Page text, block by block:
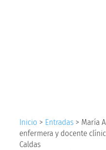
Inicio > Entradas > María
enfermera y docente
Caldas